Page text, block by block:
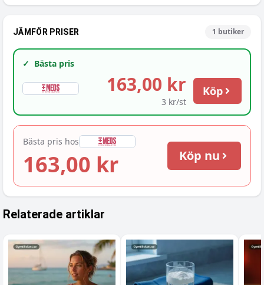
JÄMFÖR PRISER 1 butiker
✓ Bästa pris
163,00 kr
3 kr/st
Köp
Bästa pris hos
163,00 kr Köp nu
Relaterade artiklar